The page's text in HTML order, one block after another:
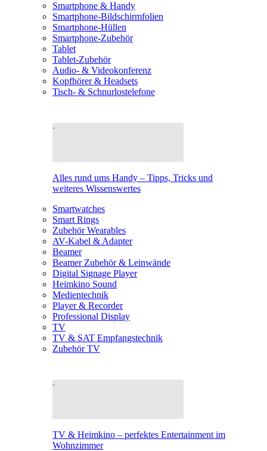
Smartphone & Handy
Smartphone-Bildschirmfolien
Smartphone-Hüllen
Smartphone-Zubehör
Tablet
Tablet-Zubehör
Audio- & Videokonferenz
Kopfhörer & Headsets
Tisch- & Schnurlostelefone
Alles rund ums Handy – Tipps, Tricks und
weiteres Wissenswertes
Smartwatches
Smart Rings
Zubehör Wearables
AV-Kabel & Adapter
Beamer
Beamer Zubehör & Leinwände
Digital Signage Player
Heimkino Sound
Medientechnik
Player & Recorder
Professional Display
TV
TV & SAT Empfangstechnik
Zubehör TV
TV & Heimkino – perfektes Entertainment im
Wohnzimmer